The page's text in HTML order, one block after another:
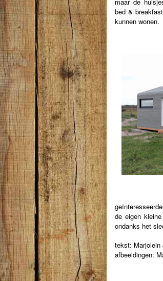
bed &
kunnen wonen.
de eigen
ondanks het
tekst: Marjolein
afbeeldingen: